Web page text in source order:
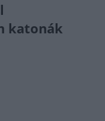
katonák